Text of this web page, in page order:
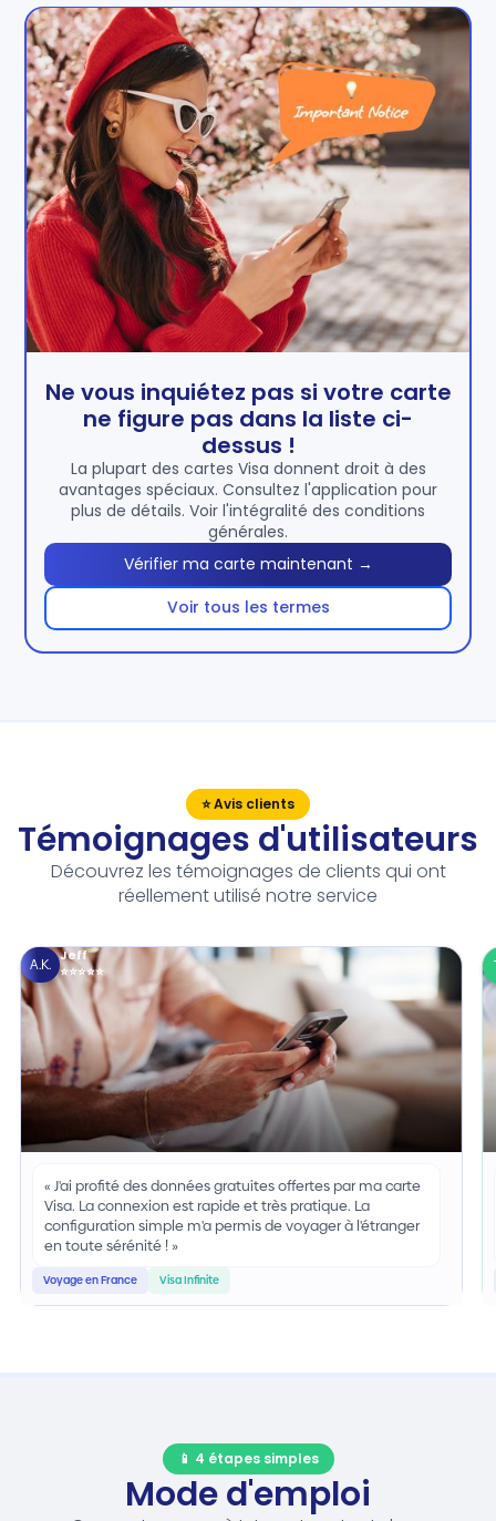
Ne vous inquiétez pas si votre carte
ne figure pas dans la liste ci-
dessus !
La plupart des cartes Visa donnent droit à des
avantages spéciaux. Consultez l'application pour
plus de détails. Voir l'intégralité des conditions
générales.
Vérifier ma carte maintenant →
Voir tous les termes
⭐ Avis clients
Témoignages d'utilisateurs
Découvrez les témoignages de clients qui ont
réellement utilisé notre service
A.K.
Jeff
⭐⭐⭐⭐⭐
« J'ai profité des données gratuites offertes par ma carte
Visa. La connexion est rapide et très pratique. La
configuration simple m'a permis de voyager à l'étranger
en toute sérénité ! »
Voyage en France Visa Infinite
📱 4 étapes simples
Mode d'emploi